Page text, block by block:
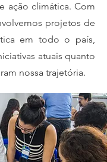
ação climática. Com
projetos de
em todo o país,
atuais quanto
nossa trajetória.